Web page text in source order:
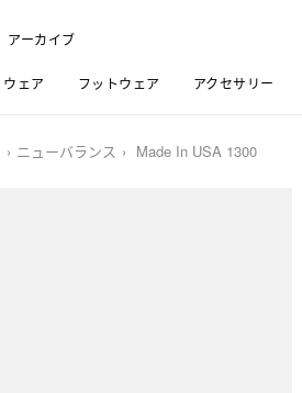
アーカイブ
ウェア フットウェア アクセサリー
ニューバランス Made In USA 1300